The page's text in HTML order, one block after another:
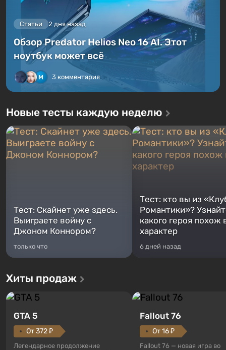
Статьи 2 дня назад
Обзор Predator Helios Neo 16 AI. Этот
ноутбук может всё
3 комментария
Новые тесты каждую неделю
Тест: Скайнет уже здесь.
Выиграете войну с
Джоном Коннором?
только что
Тест: кто вы из
Романтики»?
какого героя похож
характер
6 дней назад
Хиты продаж
GTA 5
От 372 ₽
Легендарное продолжение
Fallout 76
От 16 ₽
Fallout 76 — новая игра во